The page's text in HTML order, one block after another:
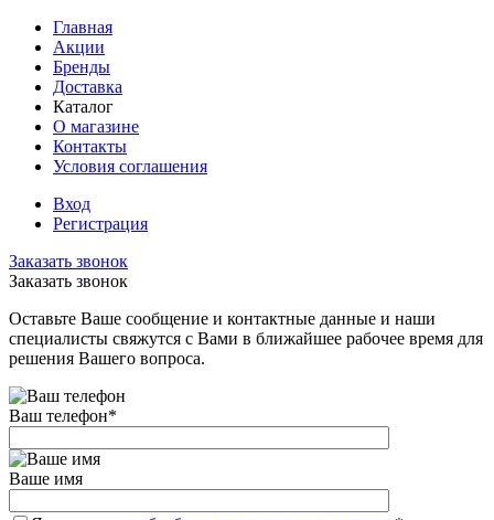
Главная
Акции
Бренды
Доставка
Каталог
О магазине
Контакты
Условия соглашения
Вход
Регистрация
Заказать звонок
Заказать звонок
Оставьте Ваше сообщение и контактные данные и наши
специалисты свяжутся с Вами в ближайшее рабочее время для
решения Вашего вопроса.
Ваш телефон*
Ваше имя